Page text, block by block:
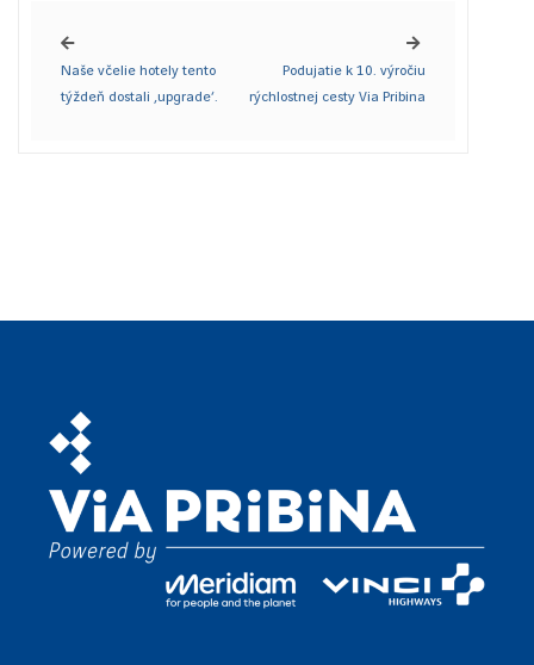
Naše včelie hotely tento
týždeň dostali ‚upgrade‘.
Podujatie k 10. výročiu
rýchlostnej cesty Via Pribina